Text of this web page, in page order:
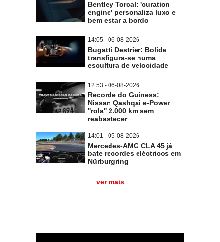
Bentley Torcal: 'curation
engine' personaliza luxo e
bem estar a bordo
14:05 - 06-08-2026
Bugatti Destrier: Bolide
transfigura-se numa
escultura de velocidade
12:53 - 06-08-2026
Recorde do Guiness:
Nissan Qashqai e-Power
''rola'' 2.000 km sem
reabastecer
14:01 - 05-08-2026
Mercedes-AMG CLA 45 já
bate recordes eléctricos em
Nürburgring
ver mais